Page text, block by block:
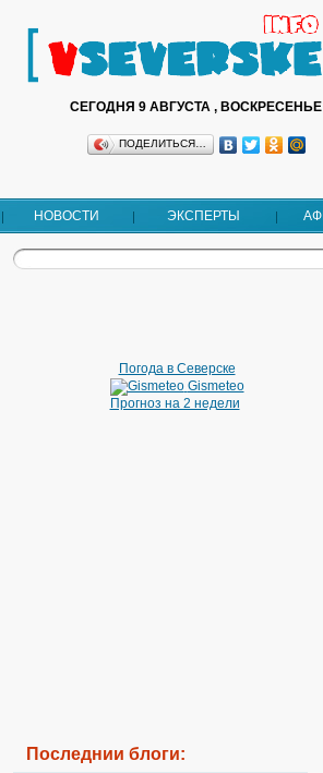
СЕГОДНЯ 9 АВГУСТА , ВОСКРЕСЕНЬЕ
ПОДЕЛИТЬСЯ…
НОВОСТИ ЭКСПЕРТЫ
Погода в Северске
Gismeteo
Прогноз на 2 недели
Последнии блоги: